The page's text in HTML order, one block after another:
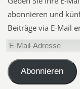
abonnieren und
Beiträge via E-Mail
E-
Mail-
AdresseAbonnieren